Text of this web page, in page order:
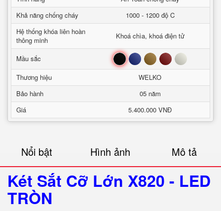
Khả năng chống cháy
1000 - 1200 độ C
Hệ thống khóa liên hoàn
thông minh
Khoá chìa, khoá điện tử
Mầu sắc Đen Xanh Nâu Đỏ Trắng
Thương hiệu
WELKO
Bảo hành
05 năm
Giá
5.400.000 VNĐ
Nổi bật Hình ảnh Mô tả
Két Sắt Cỡ Lớn X820 - LED
TRÒN